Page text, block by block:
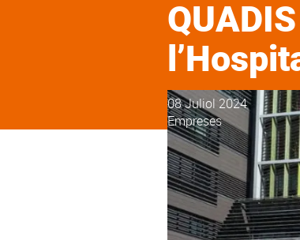
08 Juliol 2024
Empreses